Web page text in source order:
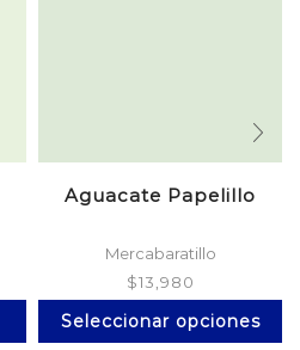
Aguacate Papelillo
Mercabaratillo
$13,980
Seleccionar opciones